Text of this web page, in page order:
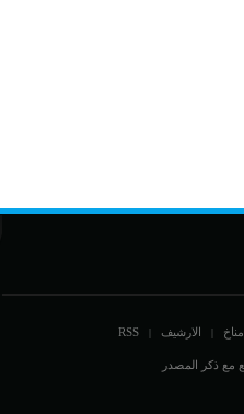
مناخ | الارشيف |
RSS
مع ذكر المصدر